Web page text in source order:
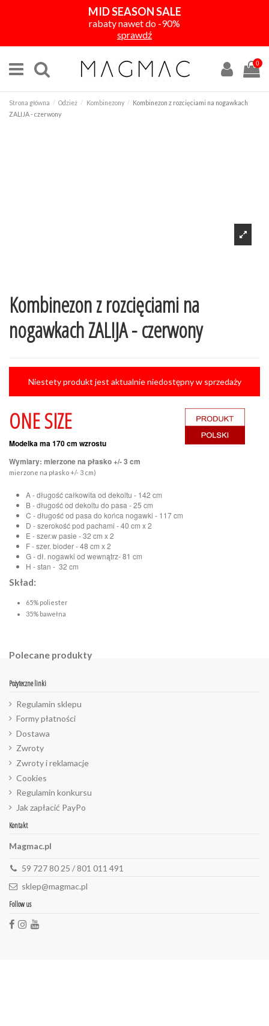
MID SEASON SALE
rabaty nawet do -90%
sprawdź
0
Strona główna Odzież Kombinezony
Kombinezon z rozcięciami na nogawkach
ZALIJA - czerwony
Kombinezon z rozcięciami na
nogawkach ZALIJA - czerwony
Niestety produkt jest aktualnie niedostępny w sprzedaży
ONE SIZE
Modelka ma 170 cm wzrostu
Wymiary: mierzone na płasko +/- 3 cm
mierzone na płasko +/- 3 cm)
A - długość całkowita od dekoltu - 142 cm
B - długość od dekoltu do pasa - 25 cm
C - długość od pasa do końca nogawki - 117 cm
D - szerokość pod pachami - 40 cm x 2
E - szer.w pasie - 32 cm x 2
F - szer. bioder - 48 cm x 2
G - dł. nogawki od wewnątrz- 81 cm
H - stan - 32 cm
Skład:
65% poliester
35% bawełna
Polecane produkty
Pożyteczne linki
Regulamin sklepu
Formy płatności
Dostawa
Zwroty
Zwroty i reklamacje
Cookies
Regulamin konkursu
Jak zapłacić PayPo
Kontakt
Magmac.pl
59 727 80 25 / 801 011 491
sklep@magmac.pl
Follow us